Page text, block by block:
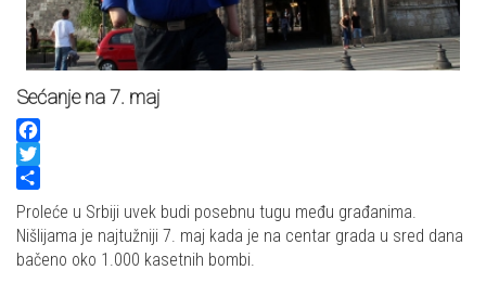
Sećanje na 7. maj
Facebook
Twitter
Share
Proleće u Srbiji uvek budi posebnu tugu među građanima.
Nišlijama je najtužniji 7. maj kada je na centar grada u sred dana
bačeno oko 1.000 kasetnih bombi.